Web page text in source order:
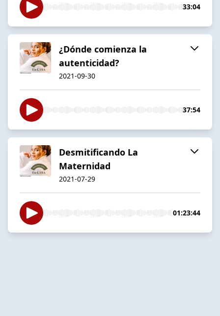
33:04
¿Dónde comienza la
autenticidad?
2021-09-30
37:54
Desmitificando La
Maternidad
2021-07-29
01:23:44